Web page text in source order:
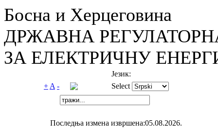
Босна и Херцеговина
ДРЖАВНА
ЗА ЕЛЕКТРИЧНУ
Језик:
+ A - Select
Последња измена извршена:05.08.2026.